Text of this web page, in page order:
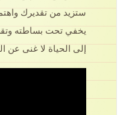
ستزيد من تقديرك
يخفي تحت بساطته
إلى الحياة لا غنى عن